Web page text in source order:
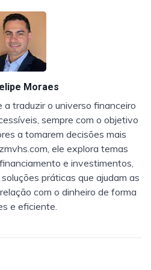
Moraes
a traduzir o universo financeiro
sempre com o objetivo
a tomarem decisões mais
ele explora temas
e investimentos,
práticas que ajudam as
com o dinheiro de forma
e eficiente.